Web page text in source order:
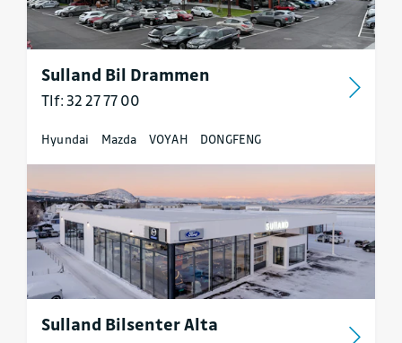
Sulland Bil Drammen
Tlf: 32 27 77 00
Hyundai Mazda VOYAH DONGFENG
Sulland Bilsenter Alta